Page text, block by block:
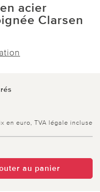
acier
Clarsen
en euro, TVA légale incluse
au panier